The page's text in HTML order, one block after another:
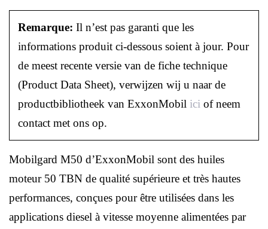
Remarque: Il n’est pas garanti que les
informations produit ci-dessous soient à jour. Pour
de meest recente versie van de fiche technique
(Product Data Sheet), verwijzen wij u naar de
productbibliotheek van ExxonMobil ici of neem
contact met ons op.
Mobilgard M50 d’ExxonMobil sont des huiles
moteur 50 TBN de qualité supérieure et très hautes
performances, conçues pour être utilisées dans les
applications diesel à vitesse moyenne alimentées par